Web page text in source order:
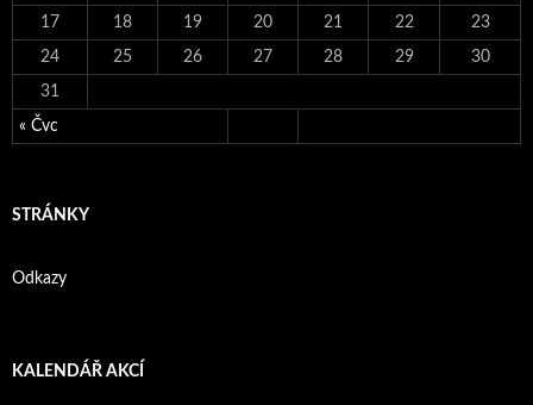
« Čvc
17 18 19 20 21 22 23
24 25 26 27 28 29 30
31
STRÁNKY
Odkazy
KALENDÁŘ AKCÍ